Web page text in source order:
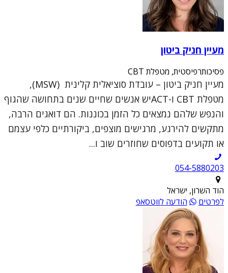
מעיין חניק ביטון
פסיכותרפיסטית, מטפלת CBT
מעיין חניק ביטון – עובדת סוציאלית קלינית (MSW),
מטפלת CBT ו-ACTיש אנשים שחיים שנים בתחושה שהגוף
והנפש שלהם נמצאים כל הזמן בכוננות. הם דואגים הרבה,
מתקשים להירגע, מרגישים מוצפים, ביקורתיים כלפי עצמם
או תקועים בדפוסים שחוזרים שוב ו...
054-5880203
הוד השרון, ישראל
לפרטים
הודעה לווטסאפ